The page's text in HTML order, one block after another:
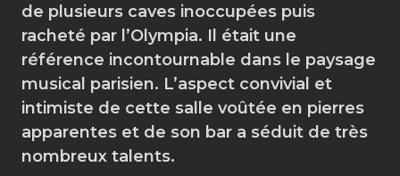
de plusieurs caves inoccupées puis
racheté par l’Olympia. Il était une
référence incontournable dans le paysage
musical parisien. L’aspect convivial et
intimiste de cette salle voûtée en pierres
apparentes et de son bar a séduit de très
nombreux talents.